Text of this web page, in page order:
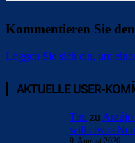
Kommentieren Sie
Loggen Sie sich ein, um